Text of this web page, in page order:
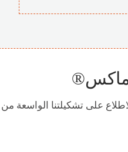
على تشكيلتنا الواسعة